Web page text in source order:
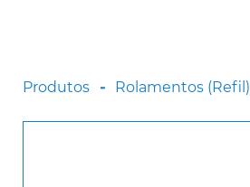
Produtos Rolamentos (Refil)